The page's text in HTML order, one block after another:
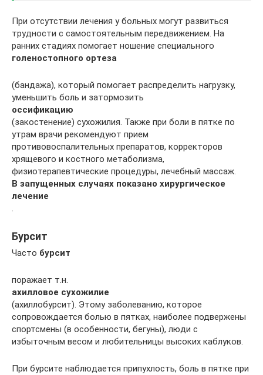
При отсутствии лечения у больных могут развиться
трудности с самостоятельным передвижением. На
ранних стадиях помогает ношение специального
голеностопного ортеза
(бандажа), который помогает распределить нагрузку,
уменьшить боль и затормозить
оссификацию
(закостенение) сухожилия. Также при боли в пятке по
утрам врачи рекомендуют прием
противовоспалительных препаратов, корректоров
хрящевого и костного метаболизма,
физиотерапевтические процедуры, лечебный массаж.
В запущенных случаях показано хирургическое
лечение
.
Бурсит
Часто бурсит
поражает т.н.
ахилловое сухожилие
(ахиллобурсит). Этому заболеванию, которое
сопровождается болью в пятках, наиболее подвержены
спортсмены (в особенности, бегуны), люди с
избыточным весом и любительницы высоких каблуков.
При бурсите наблюдается припухлость, боль в пятке при